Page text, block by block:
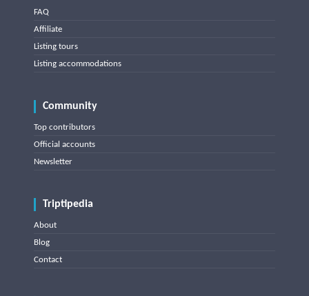
FAQ
Affiliate
Listing tours
Listing accommodations
Community
Top contributors
Official accounts
Newsletter
Triptipedia
About
Blog
Contact